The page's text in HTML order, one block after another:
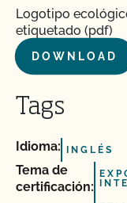
Logotipo
etiquetado (pdf)
DOWNLOAD
Tags
Idioma: INGLÉS
Tema de
certificación: